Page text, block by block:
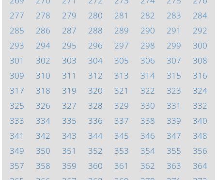
277
278 279 280 281 282 283
284
285
286 287 288 289 290 291
292
293
294 295 296 297 298 299
300
301
302 303 304 305 306 307
308
309
310 311 312 313 314 315
316
317
318 319 320 321 322 323
324
325
326 327 328 329 330 331
332
333
334 335 336 337 338 339
340
341
342 343 344 345 346 347
348
349
350 351 352 353 354 355
356
357
358 359 360 361 362 363
364